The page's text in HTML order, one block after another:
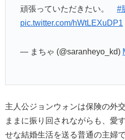
頑張っていただきたい。 #
pic.twitter.com/hWtLEXuDP1
— まちゃ (@saranheyo_kd)
主人公ジョンウォンは保険の外
ままに振り回されながらも、愛
せな結婚生活を送る普通の主婦で